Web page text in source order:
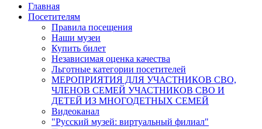
Главная
Посетителям
Правила посещения
Наши музеи
Купить билет
Независимая оценка качества
Льготные категории посетителей
МЕРОПРИЯТИЯ ДЛЯ УЧАСТНИКОВ СВО,
ЧЛЕНОВ СЕМЕЙ УЧАСТНИКОВ СВО И
ДЕТЕЙ ИЗ МНОГОДЕТНЫХ СЕМЕЙ
Видеоканал
"Русский музей: виртуальный филиал"